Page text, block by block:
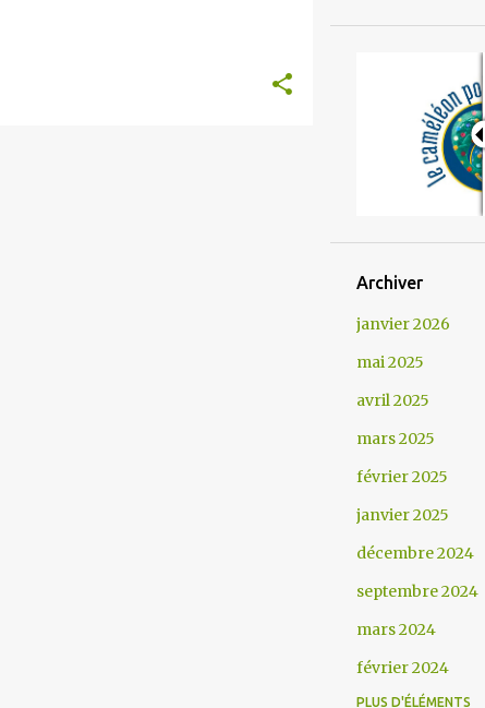
Archiver
janvier 2026
mai 2025
avril 2025
mars 2025
février 2025
janvier 2025
décembre 2024
septembre 2024
mars 2024
février 2024
PLUS D'ÉLÉMENTS